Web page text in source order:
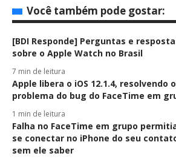
Você também pode gostar:
[BDI Responde] Perguntas e
sobre o Apple Watch no Brasil
7 min de leitura
Apple libera o iOS 12.1.4, resolvendo o
problema do bug do FaceTime em
1 min de leitura
Falha no FaceTime em grupo
se conectar no iPhone do seu
sem ele saber